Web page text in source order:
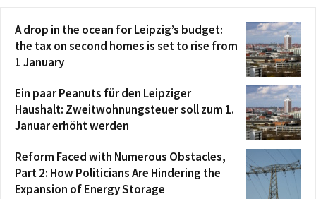
A drop in the ocean for Leipzig’s budget:
the tax on second homes is set to rise from
1 January
Ein paar Peanuts für den Leipziger
Haushalt: Zweitwohnungsteuer soll zum 1.
Januar erhöht werden
Reform Faced with Numerous Obstacles,
Part 2: How Politicians Are Hindering the
Expansion of Energy Storage